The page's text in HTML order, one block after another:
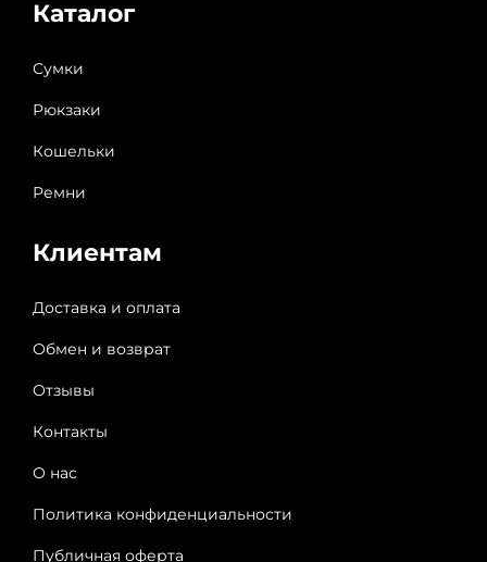
Каталог
Сумки
Рюкзаки
Кошельки
Ремни
Клиентам
Доставка и оплата
Обмен и возврат
Отзывы
Контакты
О нас
Политика конфиденциальности
Публичная оферта